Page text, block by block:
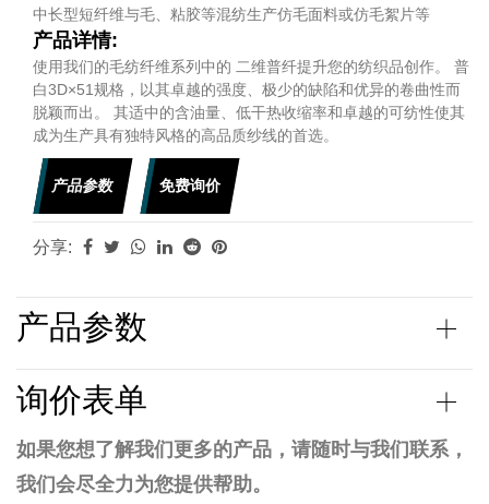
中长型短纤维与毛、粘胶等混纺生产仿毛面料或仿毛絮片等
产品详情:
使用我们的毛纺纤维系列中的 二维普纤提升您的纺织品创作。 普
白3D×51规格，以其卓越的强度、极少的缺陷和优异的卷曲性而
脱颖而出。 其适中的含油量、低干热收缩率和卓越的可纺性使其
成为生产具有独特风格的高品质纱线的首选。
产品参数 免费询价
分享:
产品参数
询价表单
如果您想了解我们更多的产品，请随时与我们联系，
我们会尽全力为您提供帮助。